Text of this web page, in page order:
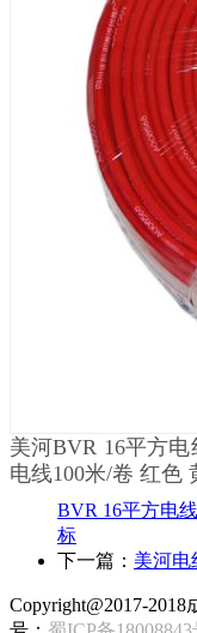
美河BVR 16平方
电线100米/卷 红色
BVR 16平方电
标
下一篇： 美河电
Copyright@2017-